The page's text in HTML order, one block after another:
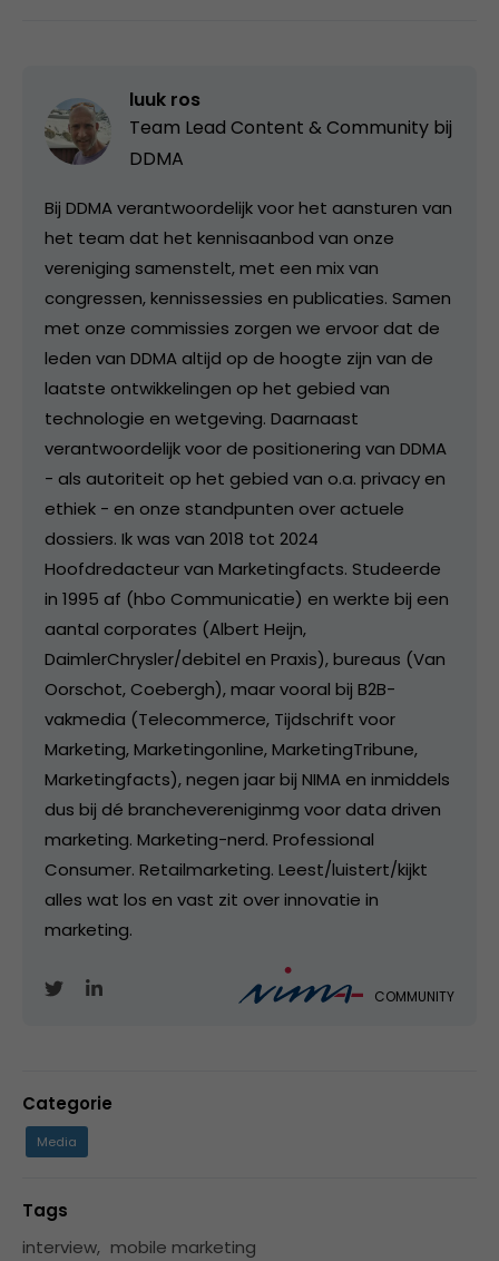
luuk ros
Team Lead Content & Community bij
DDMA
Bij DDMA verantwoordelijk voor het aansturen van
het team dat het kennisaanbod van onze
vereniging samenstelt, met een mix van
congressen, kennissessies en publicaties. Samen
met onze commissies zorgen we ervoor dat de
leden van DDMA altijd op de hoogte zijn van de
laatste ontwikkelingen op het gebied van
technologie en wetgeving. Daarnaast
verantwoordelijk voor de positionering van DDMA
- als autoriteit op het gebied van o.a. privacy en
ethiek - en onze standpunten over actuele
dossiers. Ik was van 2018 tot 2024
Hoofdredacteur van Marketingfacts. Studeerde
in 1995 af (hbo Communicatie) en werkte bij een
aantal corporates (Albert Heijn,
DaimlerChrysler/debitel en Praxis), bureaus (Van
Oorschot, Coebergh), maar vooral bij B2B-
vakmedia (Telecommerce, Tijdschrift voor
Marketing, Marketingonline, MarketingTribune,
Marketingfacts), negen jaar bij NIMA en inmiddels
dus bij dé branchevereniginmg voor data driven
marketing. Marketing-nerd. Professional
Consumer. Retailmarketing. Leest/luistert/kijkt
alles wat los en vast zit over innovatie in
marketing.
COMMUNITY
Categorie
Media
Tags
interview, mobile marketing